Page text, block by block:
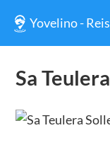
Yovelino -
Sa